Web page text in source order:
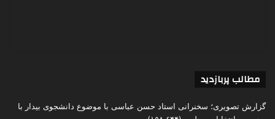
مطالب پربازدید
گزارش تصویری؛ سخنرانی استاد حسن عباسی با موضوع دانشجوی بیدار با